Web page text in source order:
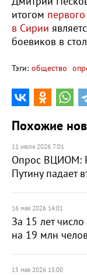
итогом
в Сирии
боевиков в
Тэги: общество
Похожие
11 июля 2026 7:01
Опрос ВЦИОМ:
Путину падает
16 мая 2026 14:01
За 15 лет
на 19 млн
15 мая 2026 15:00